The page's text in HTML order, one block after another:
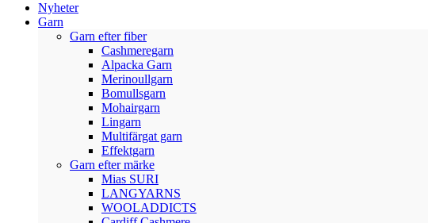
Nyheter
Garn
Garn efter fiber
Cashmeregarn
Alpacka Garn
Merinoullgarn
Bomullsgarn
Mohairgarn
Lingarn
Multifärgat garn
Effektgarn
Garn efter märke
Mias SURI
LANGYARNS
WOOLADDICTS